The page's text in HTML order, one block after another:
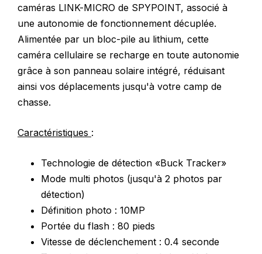
caméras LINK-MICRO de SPYPOINT, associé à
une autonomie de fonctionnement décuplée.
Alimentée par un bloc-pile au lithium, cette
caméra cellulaire se recharge en toute autonomie
grâce à son panneau solaire intégré, réduisant
ainsi vos déplacements jusqu'à votre camp de
chasse.
Caractéristiques :
Technologie de détection «Buck Tracker»
Mode multi photos (jusqu'à 2 photos par
détection)
Définition photo : 10MP
Portée du flash : 80 pieds
Vitesse de déclenchement : 0.4 seconde